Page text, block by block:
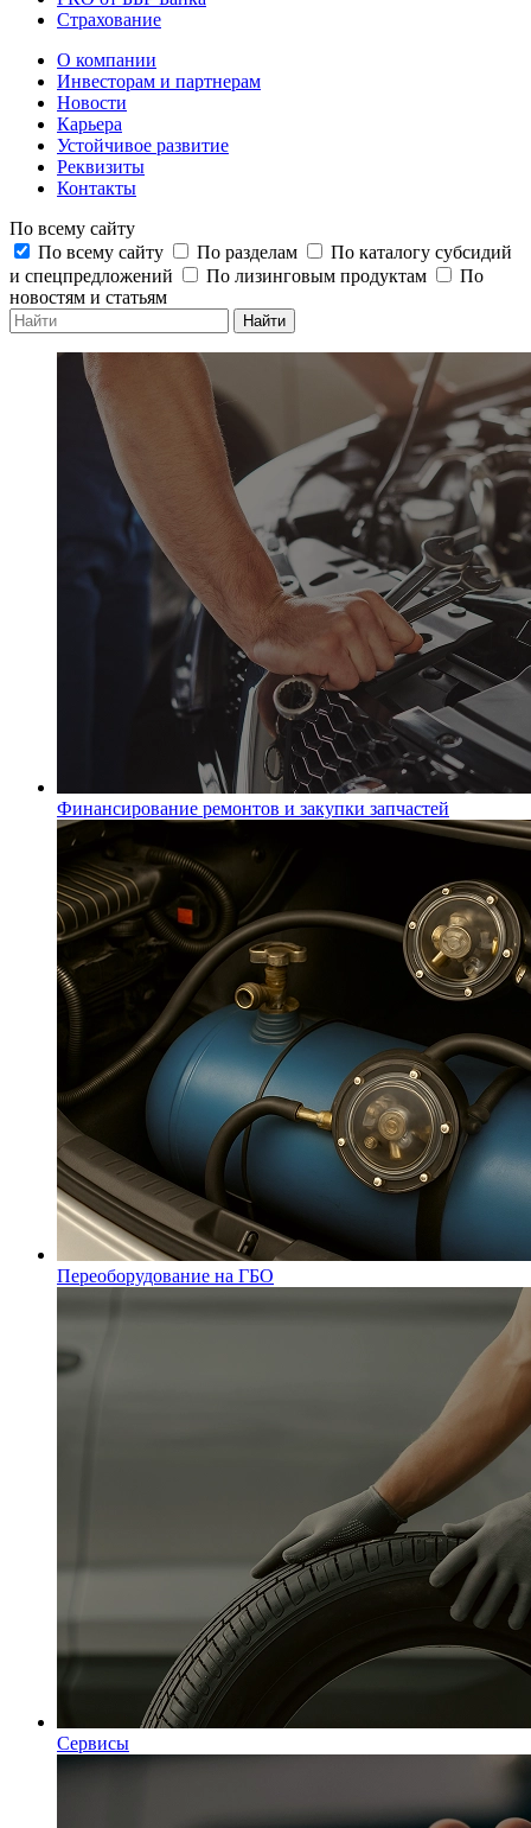
Страхование
О компании
Инвесторам и партнерам
Новости
Карьера
Устойчивое развитие
Реквизиты
Контакты
По всему сайту
По всему сайту
По разделам
По каталогу субсидий
и спецпредложений
По лизинговым продуктам
По
новостям и статьям
Найти
Финансирование ремонтов и закупки запчастей
Переоборудование на ГБО
Сервисы